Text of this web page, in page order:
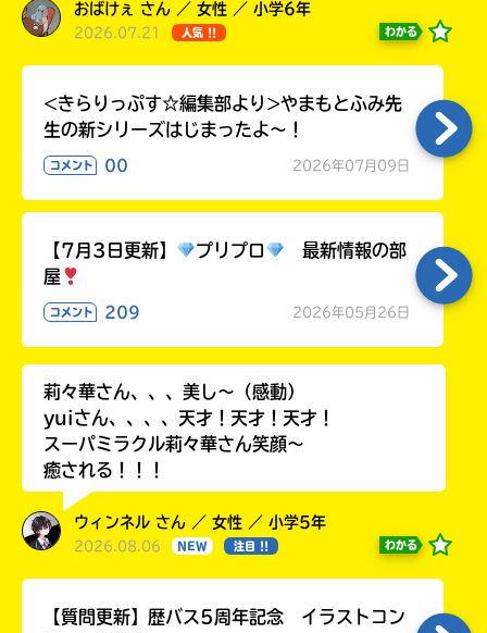
おばけぇ さん ／ 女性 ／ 小学6年
2026.07.21 人気 !! わかる
<きらりっぷす☆編集部より>やまもとふみ先
生の新シリーズはじまったよ～！
コメント 00 2026年07月09日
【7月3日更新】 プリプロ
最新情報の部
屋
コメント 209 2026年05月26日
莉々華さん、、、美し〜（感動）
yuiさん、、、、天才！天才！天才！
スーパミラクル莉々華さん笑顔〜
癒される！！！
ウィンネル さん ／ 女性 ／ 小学5年
2026.08.06 NEW 注目 !! わかる
【質問更新】歴バス5周年記念 イラストコン